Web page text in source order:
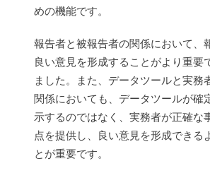
めの機能です。
報告者と被報告者の関係において、
良い意見を形成することがより重要
ました。また、データツールと実務
関係においても、データツールが確
示するのではなく、実務者が正確な
点を提供し、良い意見を形成できる
とが重要です。